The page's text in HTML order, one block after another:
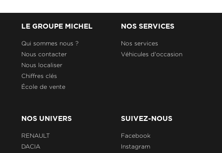
LE GROUPE MICHEL
Qui sommes nous ?
Nous contacter
Nous localiser
Chiffres clés
École de vente
NOS SERVICES
Nos services
Véhicules d'occasion
NOS UNIVERS
RENAULT
DACIA
SUIVEZ-NOUS
Facebook
Instagram